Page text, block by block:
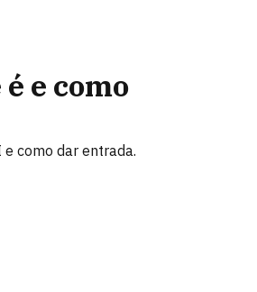
e como
como dar entrada.